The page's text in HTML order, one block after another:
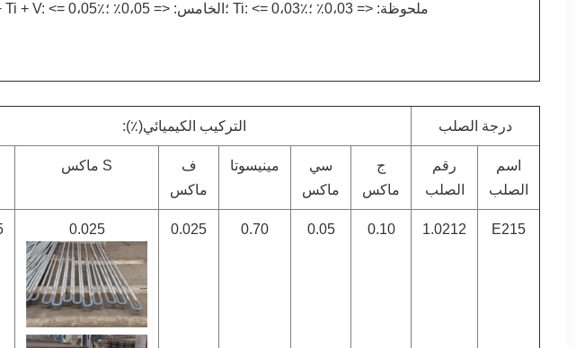
ملحوظة: <= 0،03٪ ؛Ti: <= 0،03٪ ؛الخامس: <= 0،05٪ ؛Nb + Ti + V: <= 0،05٪.
درجة الصلب التركيب الكيميائي(٪):
اسم
الصلب
رقم
الصلب
ج
ماكس
سي
ماكس
مينيسوتا
ف
ماكس
S ماكس
E215
1.0212
0.10
0.05
0.70
0.025
0.025